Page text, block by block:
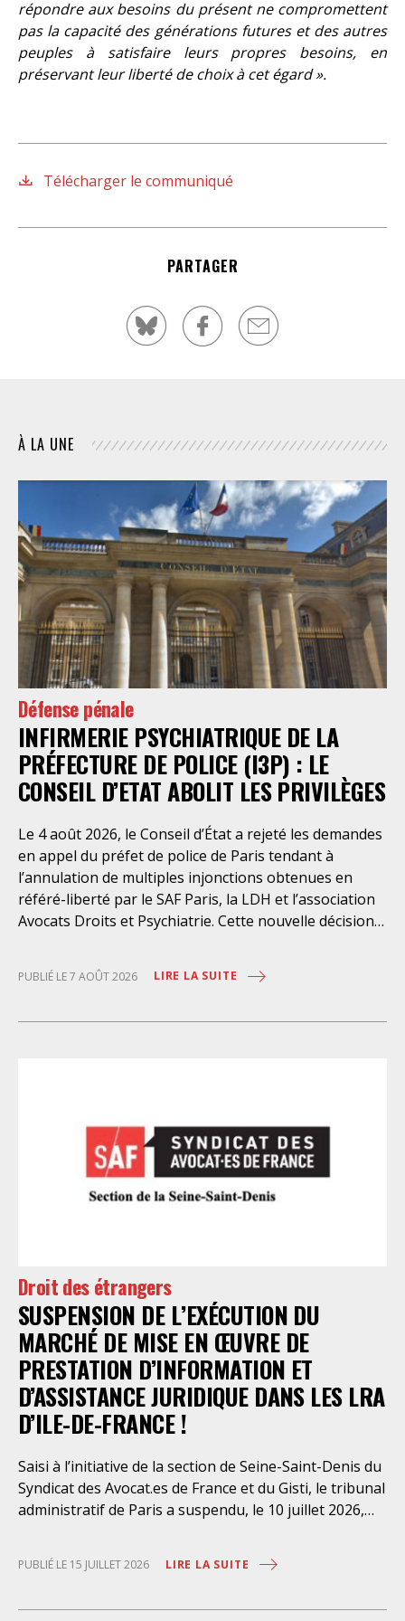
répondre aux besoins du présent ne compromettent
pas la capacité des générations futures et des autres
peuples à satisfaire leurs propres besoins, en
préservant leur liberté de choix à cet égard ».
Télécharger le communiqué
PARTAGER
À LA UNE
Défense pénale
INFIRMERIE PSYCHIATRIQUE DE LA
PRÉFECTURE DE POLICE (I3P) : LE
CONSEIL D’ETAT ABOLIT LES PRIVILÈGES
Le 4 août 2026, le Conseil d’État a rejeté les demandes
en appel du préfet de police de Paris tendant à
l’annulation de multiples injonctions obtenues en
référé-liberté par le SAF Paris, la LDH et l’association
Avocats Droits et Psychiatrie. Cette nouvelle décision
personnes retenues à l’infirmerie psychiatrique de la
préfecture de police de Paris. Près d’ici mais loin des
en évidence des violations graves des droits les plus
élémentaires. Saisi par le SAF Paris et la LDH, avec
l’intervention volontaire de l’association Avocats
Droits et Psychiatrie, le tribunal administratif de Paris
Paris en avait interjeté appel. Par ordonnance du 4
août dernier, le Conseil d’Etat a aboli les privilèges
dont l’infirmerie psychiatrique de la préfecture de
police a depuis trop longtemps
PUBLIÉ LE 7 AOÛT 2026 LIRE LA SUITE
Droit des étrangers
SUSPENSION DE L’EXÉCUTION DU
MARCHÉ DE MISE EN ŒUVRE DE
PRESTATION D’INFORMATION ET
D’ASSISTANCE JURIDIQUE DANS LES LRA
D’ILE-DE-FRANCE !
Saisi à l’initiative de la section de Seine-Saint-Denis du
Syndicat des Avocat.es de France et du Gisti, le tribunal
administratif de Paris a suspendu, le 10 juillet 2026,
œuvre de prestations d’information et d’assistance
juridique des étrangers maintenus dans les locaux de
PUBLIÉ LE 15 JUILLET 2026 LIRE LA SUITE